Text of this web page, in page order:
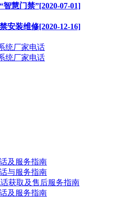
慧门禁”[2020-07-01]
安装维修[2020-12-16]
统厂家电话
统厂家电话
及服务指南
与服务指南
获取及售后服务指南
及服务指南